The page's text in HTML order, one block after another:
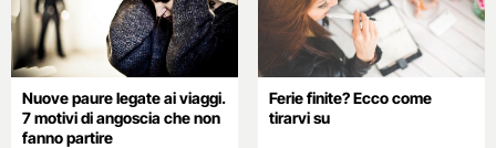
Nuove paure legate ai viaggi.
7 motivi di angoscia che non
fanno partire
Ferie finite? Ecco come
tirarvi su